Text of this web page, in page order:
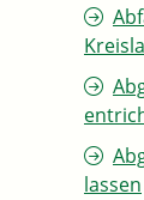
lassen